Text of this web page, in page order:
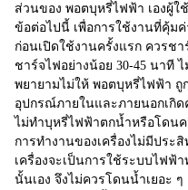
ส่วนของ พอตบุหรี่ไฟฟ้า เองผู้ใ
ข้อต่อไปนี้ เพื่อการใช้งานที่คุ้ม
ก่อนเปิดใช้งานครั้งแรก ควรช
ชาร์จไฟอย่างน้อย 30-45 นาที
พยายามไม่ให้ พอตบุหรี่ไฟฟ้า ถู
อุปกรณ์ภายในและภายนอกเกิด
ไม่ทำบุหรี่ไฟฟ้าตกน้ำหรือโดน
การทำงานของเครื่องไม่มีประ
เครื่องจะเป็นการใช้ระบบไฟฟ้
นั้นเอง จึงไม่ควรโดนน้ำเยอะ ๆ